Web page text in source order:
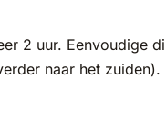
2 uur. Eenvoudige
naar het zuiden).